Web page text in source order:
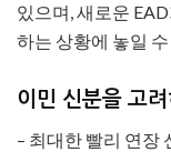
있으며, 새로운
하는 상황에 놓일
이민 신분을 고
– 최대한 빨리 연장